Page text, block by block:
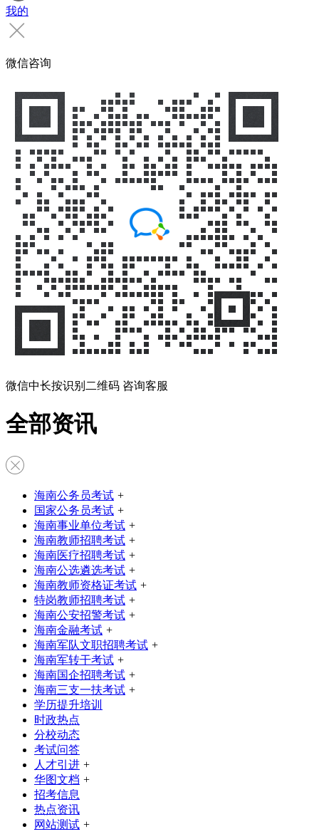
我的
微信咨询
微信中长按识别二维码 咨询客服
全部资讯
海南公务员考试 +
国家公务员考试 +
海南事业单位考试 +
海南教师招聘考试 +
海南医疗招聘考试 +
海南公选遴选考试 +
海南教师资格证考试 +
特岗教师招聘考试 +
海南公安招警考试 +
海南金融考试 +
海南军队文职招聘考试 +
海南军转干考试 +
海南国企招聘考试 +
海南三支一扶考试 +
学历提升培训
时政热点
分校动态
考试问答
人才引进 +
华图文档 +
招考信息
热点资讯
网站测试 +